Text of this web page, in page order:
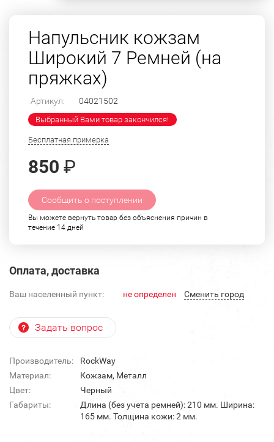
Напульсник кожзам
Широкий 7 Ремней (на
пряжках)
Артикул: 04021502
Выбранный Вами товар закончился!
Бесплатная примерка
850 ₽
Сообщить о поступлении
Вы можете вернуть товар без объяснения причин в
течение 14 дней
Оплата, доставка
Ваш населенный пункт: не определен Cменить город
Задать вопрос
Производитель:
RockWay
Материал:
Кожзам, Металл
Цвет:
Черный
Габариты:
Длина (без учета ремней): 210 мм. Ширина:
165 мм. Толщина кожи: 2 мм.